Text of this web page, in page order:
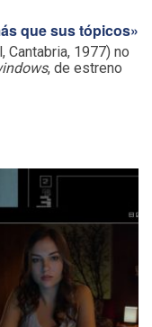
que sus tópicos»
Cantabria, 1977) no
, de estreno